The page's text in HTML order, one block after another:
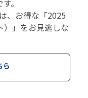
。
、お得な「2025
）」をお見逃しな
ら